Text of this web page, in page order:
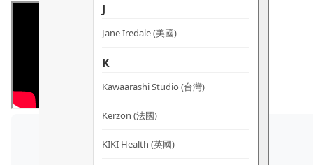
J
Jane Iredale (美國)
K
Kawaarashi Studio (台灣)
Kerzon (法國)
KIKI Health (英國)